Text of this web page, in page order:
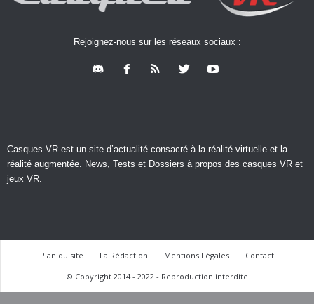
Rejoignez-nous sur les réseaux sociaux :
Casques-VR est un site d’actualité consacré à la réalité virtuelle et la
réalité augmentée. News, Tests et Dossiers à propos des casques VR et
jeux VR.
Plan du site La Rédaction Mentions Légales
Contact
© Copyright 2014 - 2022 - Reproduction interdite